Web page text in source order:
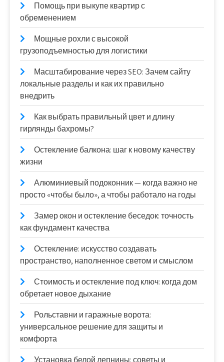
Помощь при выкупе квартир с
обременением
Мощные рохли с высокой
грузоподъемностью для логистики
Масштабирование через SEO: Зачем сайту
локальные разделы и как их правильно
внедрить
Как выбрать правильный цвет и длину
гирлянды бахромы?
Остекление балкона: шаг к новому качеству
жизни
Алюминиевый подоконник — когда важно не
просто «чтобы было», а чтобы работало на годы
Замер окон и остекление беседок: точность
как фундамент качества
Остекление: искусство создавать
пространство, наполненное светом и смыслом
Стоимость и остекление под ключ: когда дом
обретает новое дыхание
Рольставни и гаражные ворота:
универсальное решение для защиты и
комфорта